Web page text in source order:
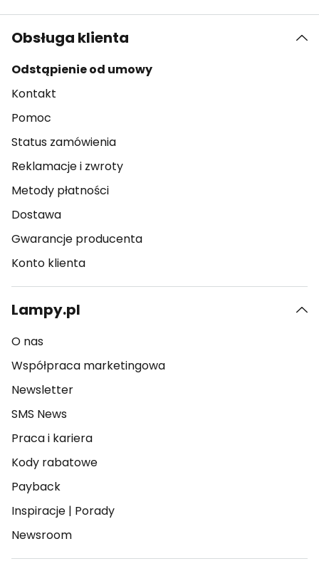
Obsługa klienta
Odstąpienie od umowy
Kontakt
Pomoc
Status zamówienia
Reklamacje i zwroty
Metody płatności
Dostawa
Gwarancje producenta
Konto klienta
Lampy.pl
O nas
Współpraca marketingowa
Newsletter
SMS News
Praca i kariera
Kody rabatowe
Payback
Inspiracje | Porady
Newsroom